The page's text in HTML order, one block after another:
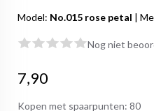
Model: No.015 rose petal |
Nog niet
7,90
Kopen met spaarpunten: 80